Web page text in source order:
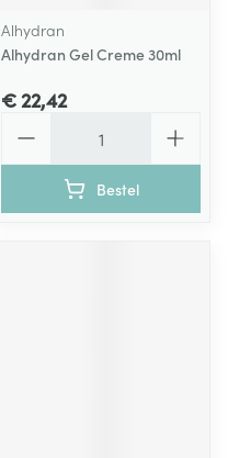
Alhydran
Alhydran Gel Creme 30ml
€ 22,42
Bestel